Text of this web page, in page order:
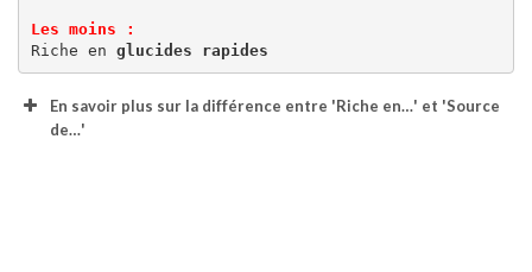
Les moins :
Riche en glucides rapides
En savoir plus sur la différence entre 'Riche en…' et 'Source
de…'